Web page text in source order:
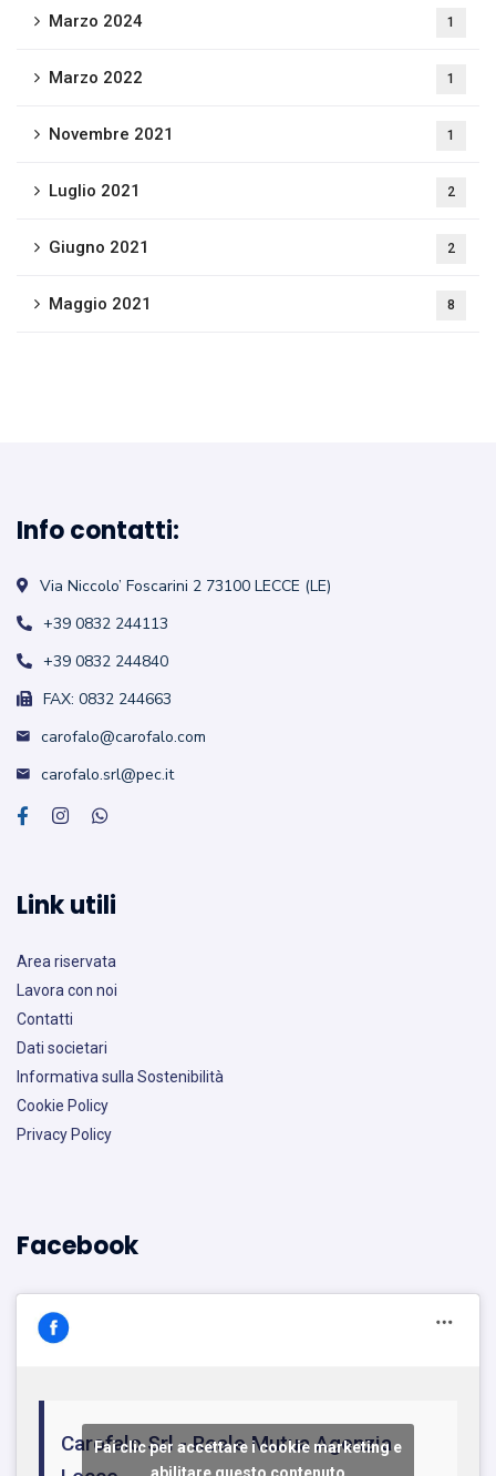
Marzo 2024 1
Marzo 2022 1
Novembre 2021 1
Luglio 2021 2
Giugno 2021 2
Maggio 2021 8
Info contatti:
Via Niccolo’ Foscarini 2 73100 LECCE (LE)
+39 0832 244113
+39 0832 244840
FAX: 0832 244663
carofalo@carofalo.com
carofalo.srl@pec.it
Link utili
Area riservata
Lavora con noi
Contatti
Dati societari
Informativa sulla Sostenibilità
Cookie Policy
Privacy Policy
Facebook
Carofalo Srl - Reale Mutua Agenzia
Fai clic per accettare i cookie marketing e